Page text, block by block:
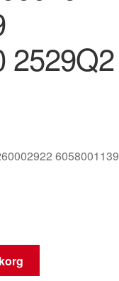
2529Q2
6058001139